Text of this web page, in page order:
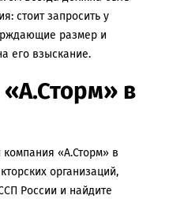
стоит запросить у
размер и
его взыскание.
в
«А.Сторм» в
организаций,
России и найдите